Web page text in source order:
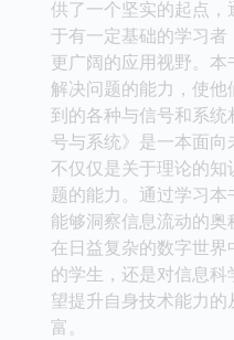
供了一个坚实的起点
于有一定基础的学习
更广阔的应用视野。
解决问题的能力，使
到的各种与信号和系
号与系统》是一本面
不仅仅是关于理论的
题的能力。通过学习本
能够洞察信息流动的
在日益复杂的数字世
的学生，还是对信息
望提升自身技术能力
富。